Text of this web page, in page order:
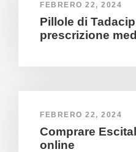
FEBRERO 22, 2024
Pillole di
prescrizione
FEBRERO 22, 2024
Comprare
online